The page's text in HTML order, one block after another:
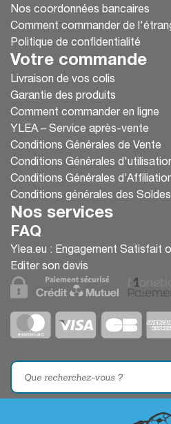
Nos coordonnées bancaires
Comment commander de
Politique de confidentialité
Votre commande
Livraison de vos colis
Garantie des produits
Comment commander en ligne
YLEA – Service après-vente
Conditions Générales de Vente
Conditions Générales
Conditions Générales
Conditions générales des
Nos services
FAQ
Ylea.eu : Engagement Satisfait
Editer son devis